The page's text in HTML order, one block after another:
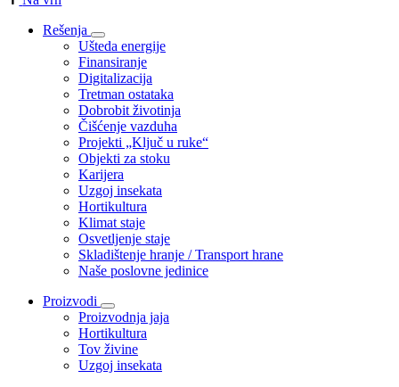
Rešenja
Ušteda energije
Finansiranje
Digitalizacija
Tretman ostataka
Dobrobit životinja
Čišćenje vazduha
Projekti „Ključ u ruke“
Objekti za stoku
Karijera
Uzgoj insekata
Hortikultura
Klimat staje
Osvetljenje staje
Skladištenje hranje / Transport hrane
Naše poslovne jedinice
Proizvodi
Proizvodnja jaja
Hortikultura
Tov živine
Uzgoj insekata